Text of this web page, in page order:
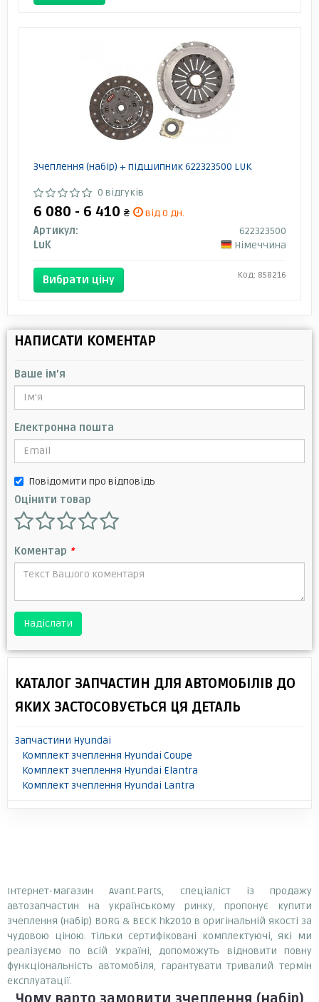
Зчеплення (набір) + підшипник 622323500 LUK
0 відгуків
6 080 - 6 410 ₴
від 0 дн.
Артикул:
622323500
LuK
Німеччина
Вибрати ціну Код: 858216
НАПИСАТИ КОМЕНТАР
Ваше ім'я
Електронна пошта
Повідомити про відповідь
Оцінити товар
Коментар *
Надіслати
КАТАЛОГ ЗАПЧАСТИН ДЛЯ АВТОМОБІЛІВ ДО
ЯКИХ ЗАСТОСОВУЄТЬСЯ ЦЯ ДЕТАЛЬ
Запчастини Hyundai
Комплект зчеплення Hyundai Coupe
Комплект зчеплення Hyundai Elantra
Комплект зчеплення Hyundai Lantra
Інтернет-магазин Avant.Parts, спеціаліст із продажу
автозапчастин на українському ринку, пропонує купити
зчеплення (набір) BORG & BECK hk2010 в оригінальній якості за
чудовою ціною. Тільки сертифіковані комплектуючі, які ми
реалізуємо по всій Україні, допоможуть відновити повну
функціональність автомобіля, гарантувати тривалий термін
експлуатації.